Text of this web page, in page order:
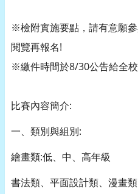
※檢附實施要點，請有意願
閱覽再報名!
※繳件時間於8/30公告給全校
比賽內容簡介:
一、類別與組別:
繪畫類:低、中、高年級
書法類、平面設計類、漫畫